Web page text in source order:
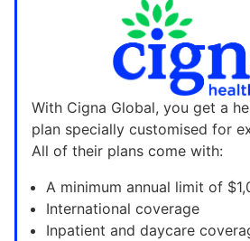
With Cigna Global, you get a
plan specially customised for
All of their plans come with:
A minimum annual limit of
International coverage
Inpatient and daycare